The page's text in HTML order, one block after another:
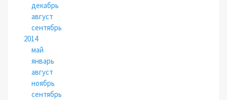
декабрь
август
сентябрь
2014
май
январь
август
ноябрь
сентябрь